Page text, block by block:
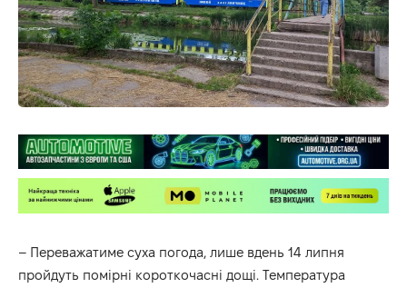
– Переважатиме суха погода, лише вдень 14 липня
пройдуть помірні короткочасні дощі. Температура